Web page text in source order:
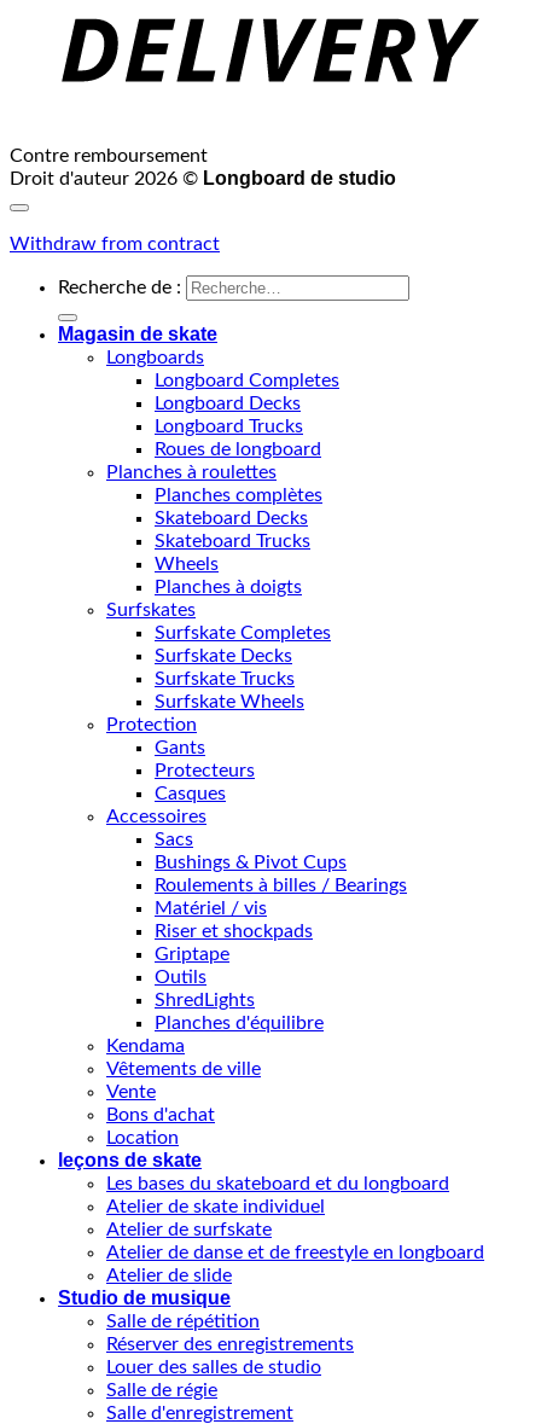
Contre remboursement
Droit d'auteur 2026 © Longboard de studio
Withdraw from contract
Recherche de :
Magasin de skate
Longboards
Longboard Completes
Longboard Decks
Longboard Trucks
Roues de longboard
Planches à roulettes
Planches complètes
Skateboard Decks
Skateboard Trucks
Wheels
Planches à doigts
Surfskates
Surfskate Completes
Surfskate Decks
Surfskate Trucks
Surfskate Wheels
Protection
Gants
Protecteurs
Casques
Accessoires
Sacs
Bushings & Pivot Cups
Roulements à billes / Bearings
Matériel / vis
Riser et shockpads
Griptape
Outils
ShredLights
Planches d'équilibre
Kendama
Vêtements de ville
Vente
Bons d'achat
Location
leçons de skate
Les bases du skateboard et du longboard
Atelier de skate individuel
Atelier de surfskate
Atelier de danse et de freestyle en longboard
Atelier de slide
Studio de musique
Salle de répétition
Réserver des enregistrements
Louer des salles de studio
Salle de régie
Salle d'enregistrement